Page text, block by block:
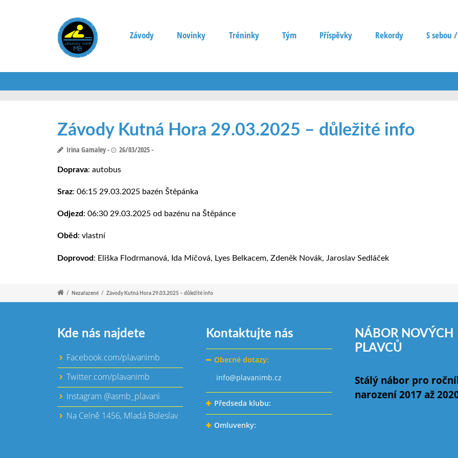
Závody Novinky Tréninky Tým Příspěvky Rekordy S sebou
Závody Kutná Hora 29.03.2025 – důležité info
Irina Gamaley 26/03/2025
Doprava: autobus
Sraz: 06:15 29.03.2025 bazén Štěpánka
Odjezd: 06:30 29.03.2025 od bazénu na Štěpánce
Oběd: vlastní
Doprovod: Eliška Flodrmanová, Ida Míčová, Lyes Belkacem, Zdeněk Novák, Jaroslav Sedláček
/ Nezařazené / Závody Kutná Hora 29.03.2025 – důležité info
Kde nás najdete
Facebook.com/plavanimb
Twitter.com/plavanimb
Instagram @asmb_plavani
Na Celně 1456, Mladá Boleslav
Kontaktujte nás
Obecné dotazy:
info@plavanimb.cz
Předseda klubu:
Omluvenky:
NÁBOR NOVÝCH
PLAVCŮ
Stálý nábor pro
narození 2017 až